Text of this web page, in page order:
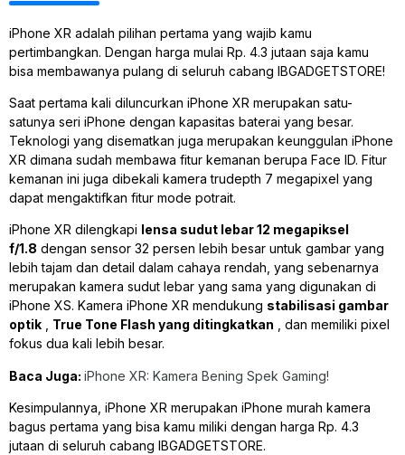
iPhone XR adalah pilihan pertama yang wajib kamu
pertimbangkan. Dengan harga mulai Rp. 4.3 jutaan saja kamu
bisa membawanya pulang di seluruh cabang IBGADGETSTORE!
Saat pertama kali diluncurkan iPhone XR merupakan satu-
satunya seri iPhone dengan kapasitas baterai yang besar.
Teknologi yang disematkan juga merupakan keunggulan iPhone
XR dimana sudah membawa fitur kemanan berupa Face ID. Fitur
kemanan ini juga dibekali kamera trudepth 7 megapixel yang
dapat mengaktifkan fitur mode potrait.
iPhone XR dilengkapi lensa sudut lebar 12 megapiksel
f/1.8 dengan sensor 32 persen lebih besar untuk gambar yang
lebih tajam dan detail dalam cahaya rendah, yang sebenarnya
merupakan kamera sudut lebar yang sama yang digunakan di
iPhone XS. Kamera iPhone XR mendukung stabilisasi gambar
optik
True Tone Flash yang ditingkatkan , dan memiliki pixel
fokus dua kali lebih besar.
Baca Juga: iPhone XR: Kamera Bening Spek Gaming!
Kesimpulannya, iPhone XR merupakan iPhone murah kamera
bagus pertama yang bisa kamu miliki dengan harga Rp. 4.3
jutaan di seluruh cabang IBGADGETSTORE.